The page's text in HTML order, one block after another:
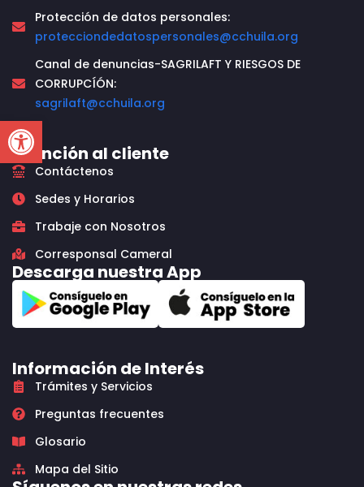
Open toolbar
Protección de datos personales:
protecciondedatospersonales@cchuila.org
Canal de denuncias-SAGRILAFT Y RIESGOS DE
CORRUPCÍÓN:
sagrilaft@cchuila.org
Atención al cliente
Contáctenos
Sedes y Horarios
Trabaje con Nosotros
Corresponsal Cameral
Descarga nuestra App
Información de Interés
Trámites y Servicios
Preguntas frecuentes
Glosario
Mapa del Sitio